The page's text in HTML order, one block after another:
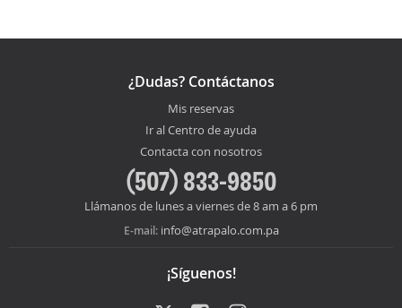
¿Dudas? Contáctanos
Mis reservas
Ir al Centro de ayuda
Contacta con nosotros
(507) 833-9850
Llámanos de lunes a viernes de 8 am a 6 pm
E-mail: info@atrapalo.com.pa
¡Síguenos!